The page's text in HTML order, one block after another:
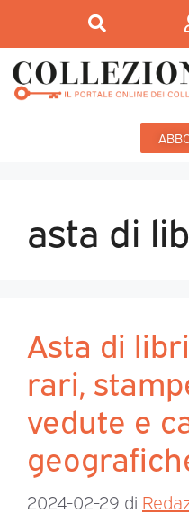
asta di
Asta di
rari,
vedute e
2024-02-29 di